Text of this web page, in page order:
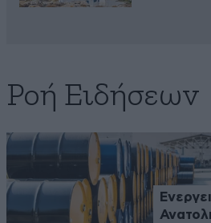
Ροή Ειδήσεων